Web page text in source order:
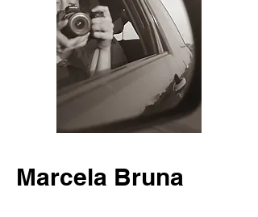
Marcela Bruna